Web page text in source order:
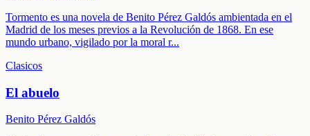
Tormento es una novela de Benito Pérez Galdós ambientada en el
Madrid de los meses previos a la Revolución de 1868. En ese
mundo urbano, vigilado por la moral r...
Clasicos
El abuelo
Benito Pérez Galdós